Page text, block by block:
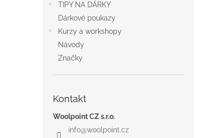
TIPY NA DÁRKY
Dárkové poukazy
Kurzy a workshopy
Návody
Značky
Kontakt
Woolpoint CZ s.r.o.
info@woolpoint.cz